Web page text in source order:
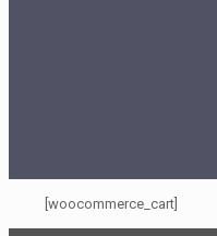
[woocommerce_cart]